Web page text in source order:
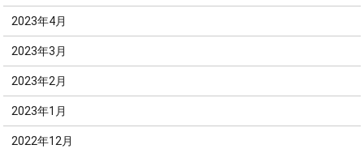
2023年4月
2023年3月
2023年2月
2023年1月
2022年12月